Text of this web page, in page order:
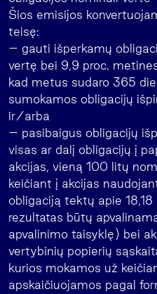
Šios emisijos
teisę:
– gauti išperkamų
vertę bei 9,9 proc.
kad metus sudaro 365
sumokamos obligacijų
ir/arba
– pasibaigus obligacijų
visas ar dalį obligacijų į
akcijas, vieną 100 litų
keičiant į akcijas
obligaciją tektų apie
rezultatas būtų
apvalinimo taisyklę) bei
vertybinių popierių
kurios mokamos už
apskaičiuojamos pagal